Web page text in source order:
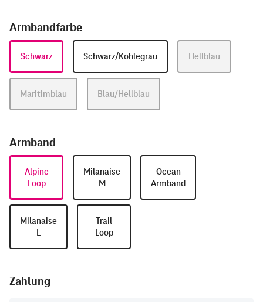
Armbandfarbe
Schwarz Schwarz/Kohlegrau Hellblau
Maritimblau Blau/Hellblau
Armband
Alpine
Loop
Milanaise
M
Ocean
Armband
Milanaise
L
Trail
Loop
Zahlung